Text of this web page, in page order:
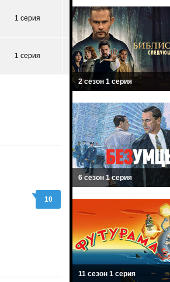
1 серия
1 серия
10
2 сезон 1 серия
6 сезон 1 серия
11 сезон 1 серия